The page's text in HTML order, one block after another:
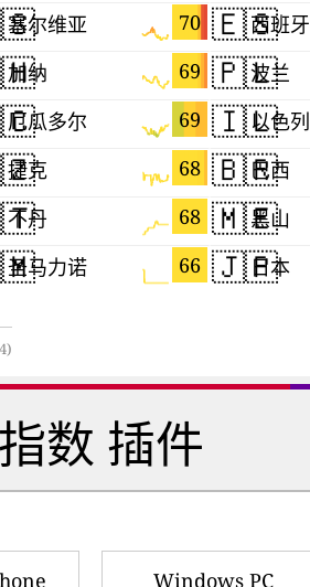
70
塞尔维亚
69
加纳
69
厄瓜多尔
68
捷克
68
不丹
66
圣马力诺
🇪🇸西班牙
🇵🇱
波兰
🇮🇱以色列
🇧🇷
巴西
🇲🇪
黑山
🇯🇵
日本
数 插件
Windows PC